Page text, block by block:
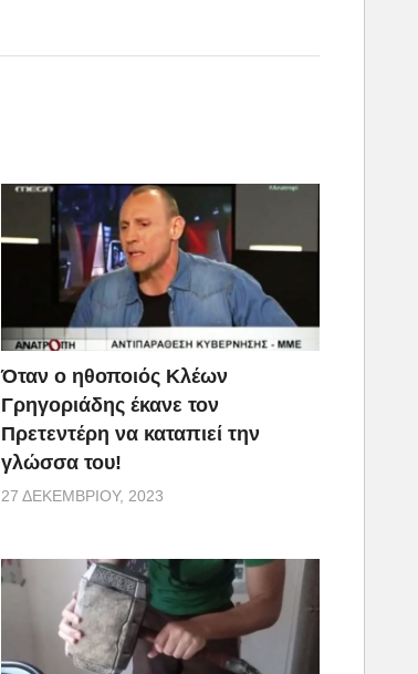
Όταν ο ηθοποιός Κλέων
Γρηγοριάδης έκανε τον
Πρετεντέρη να καταπιεί την
γλώσσα του!
27 ΔΕΚΕΜΒΡΊΟΥ, 2023